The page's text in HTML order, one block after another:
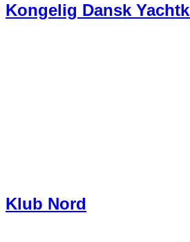
Kongelig Dansk
Klub Nord